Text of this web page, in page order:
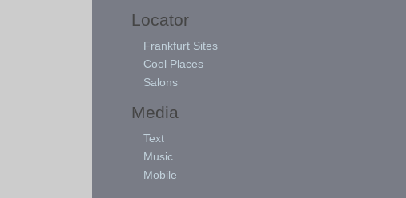
Locator
Frankfurt Sites
Cool Places
Salons
Media
Text
Music
Mobile